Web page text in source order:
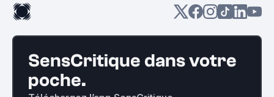
SensCritique dans votre
poche.